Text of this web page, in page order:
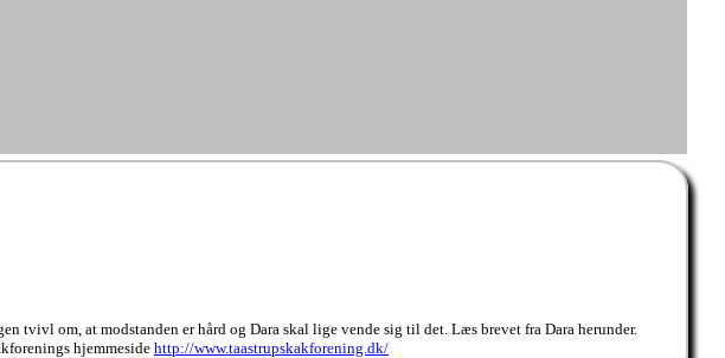
tvivl om, at modstanden er hård og Dara skal lige vende sig til det. Læs brevet fra Dara herunder.
hjemmeside http://www.taastrupskakforening.dk/